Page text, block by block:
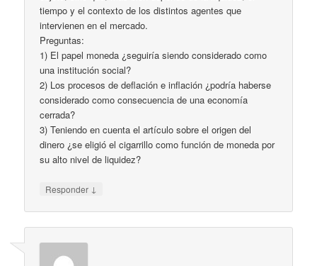
tiempo y el contexto de los distintos agentes que
intervienen en el mercado.
Preguntas:
1) El papel moneda ¿seguiría siendo considerado como
una institución social?
2) Los procesos de deflación e inflación ¿podría haberse
considerado como consecuencia de una economía
cerrada?
3) Teniendo en cuenta el artículo sobre el origen del
dinero ¿se eligió el cigarrillo como función de moneda por
su alto nivel de liquidez?
Responder ↓